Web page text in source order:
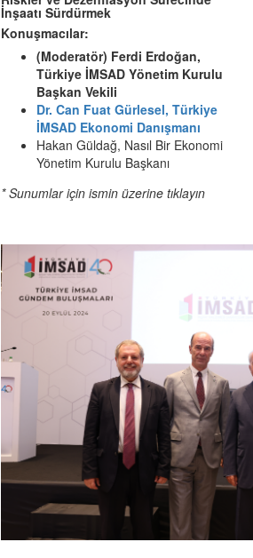
İnşaatı Sürdürmek
Konuşmacılar:
(Moderatör) Ferdi Erdoğan,
Türkiye İMSAD Yönetim Kurulu
Başkan Vekili
Dr. Can Fuat Gürlesel, Türkiye
İMSAD Ekonomi Danışmanı
Hakan Güldağ, Nasıl Bir Ekonomi
Yönetim Kurulu Başkanı
* Sunumlar için ismin üzerine tıklayın